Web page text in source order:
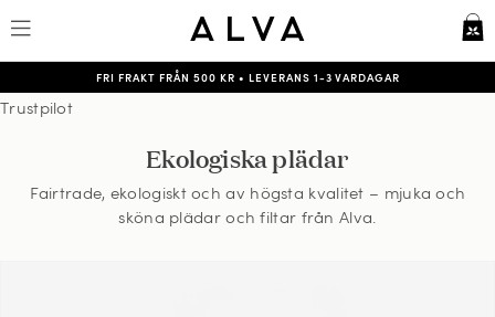
FRI FRAKT FRÅN 500 KR • LEVERANS 1-3 VARDAGAR
Trustpilot
Ekologiska plädar
Fairtrade, ekologiskt och av högsta kvalitet – mjuka och
sköna plädar och filtar från Alva.